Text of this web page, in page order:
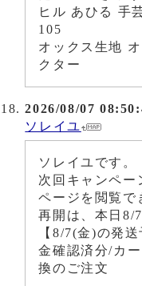
ヒル あひる 手
105
オックス生地
クター
2026/08/07
ソレイユ
ソレイユです。
次回キャンペー
ページを閲覧で
再開は、本日8/
【8/7(金)の発
金確認済分/カ
換のご注文